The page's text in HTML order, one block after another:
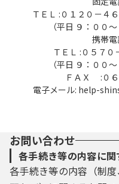
ＴＥＬ :０１２０－４
（平日 ９：００
携帯
ＴＥＬ :０５７０
（平日 ９：００
ＦＡＸ :０６
電子メール: help-
お問い合わせ
各手続き等の内容に
各手続き等の内容（制